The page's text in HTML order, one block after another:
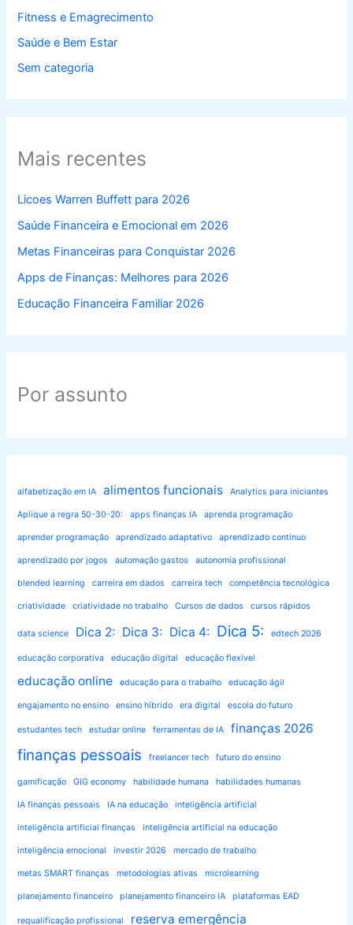
Fitness e Emagrecimento
Saúde e Bem Estar
Sem categoria
Mais recentes
Licoes Warren Buffett para 2026
Saúde Financeira e Emocional em 2026
Metas Financeiras para Conquistar 2026
Apps de Finanças: Melhores para 2026
Educação Financeira Familiar 2026
Por assunto
alfabetização em IA alimentos funcionais Analytics para iniciantes
Aplique a regra 50-30-20: apps finanças IA aprenda programação
aprender programação aprendizado adaptativo aprendizado contínuo
aprendizado por jogos automação gastos autonomia profissional
blended learning carreira em dados carreira tech competência tecnológica
criatividade criatividade no trabalho Cursos de dados cursos rápidos
data science Dica 2: Dica 3: Dica 4: Dica 5: edtech 2026
educação corporativa educação digital educação flexível
educação online educação para o trabalho educação ágil
engajamento no ensino ensino híbrido era digital escola do futuro
estudantes tech estudar online ferramentas de IA finanças 2026
finanças pessoais freelancer tech futuro do ensino
gamificação GIG economy habilidade humana habilidades humanas
IA finanças pessoais IA na educação inteligência artificial
inteligência artificial finanças inteligência artificial na educação
inteligência emocional investir 2026 mercado de trabalho
metas SMART finanças metodologias ativas microlearning
planejamento financeiro planejamento financeiro IA plataformas EAD
requalificação profissional reserva emergência